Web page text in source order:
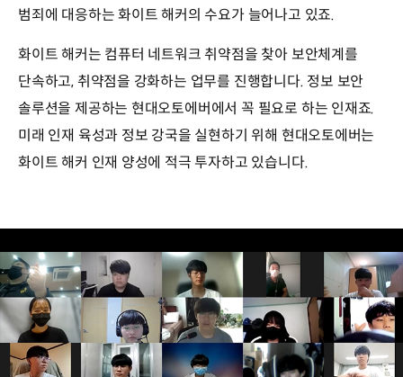
범죄에 대응하는 화이트 해커의 수요가 늘어나고 있죠.
화이트 해커는 컴퓨터 네트워크 취약점을 찾아 보안체계를
단속하고, 취약점을 강화하는 업무를 진행합니다. 정보 보안
솔루션을 제공하는 현대오토에버에서 꼭 필요로 하는 인재죠.
미래 인재 육성과 정보 강국을 실현하기 위해 현대오토에버는
화이트 해커 인재 양성에 적극 투자하고 있습니다.